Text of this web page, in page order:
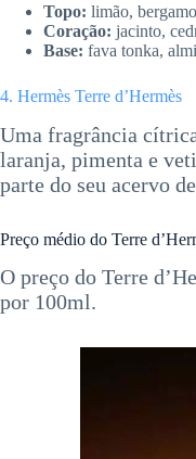
Topo: limão,
Coração: jacinto,
Base: fava tonka,
4. Hermès Terre d’Hermès
Uma fragrância
laranja, pimenta e
parte do seu acervo
Preço médio do Terre
O preço do Terre
por 100ml.